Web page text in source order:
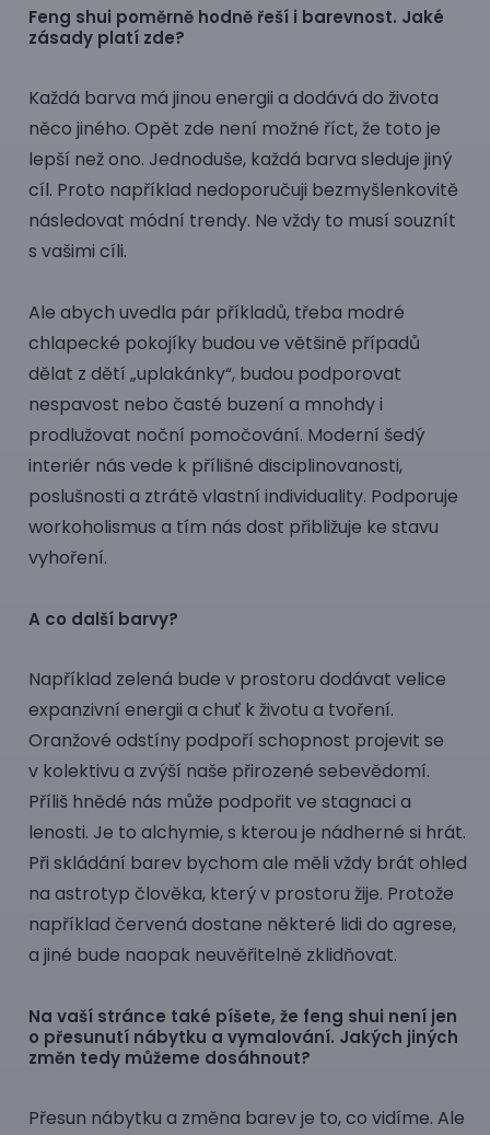
Feng shui poměrně hodně řeší i barevnost. Jaké
zásady platí zde?
Každá barva má jinou energii a dodává do života
něco jiného. Opět zde není možné říct, že toto je
lepší než ono. Jednoduše, každá barva sleduje jiný
cíl. Proto například nedoporučuji bezmyšlenkovitě
následovat módní trendy. Ne vždy to musí souznít
s vašimi cíli.
Ale abych uvedla pár příkladů, třeba modré
chlapecké pokojíky budou ve většině případů
dělat z dětí „uplakánky“, budou podporovat
nespavost nebo časté buzení a mnohdy i
prodlužovat noční pomočování. Moderní šedý
interiér nás vede k přílišné disciplinovanosti,
poslušnosti a ztrátě vlastní individuality. Podporuje
workoholismus a tím nás dost přibližuje ke stavu
vyhoření.
A co další barvy?
Například zelená bude v prostoru dodávat velice
expanzivní energii a chuť k životu a tvoření.
Oranžové odstíny podpoří schopnost projevit se
v kolektivu a zvýší naše přirozené sebevědomí.
Příliš hnědé nás může podpořit ve stagnaci a
lenosti. Je to alchymie, s kterou je nádherné si hrát.
Při skládání barev bychom ale měli vždy brát ohled
na astrotyp člověka, který v prostoru žije. Protože
například červená dostane některé lidi do agrese,
a jiné bude naopak neuvěřitelně zklidňovat.
Na vaší stránce také píšete, že feng shui není jen
o přesunutí nábytku a vymalování. Jakých jiných
změn tedy můžeme dosáhnout?
Přesun nábytku a změna barev je to, co vidíme. Ale